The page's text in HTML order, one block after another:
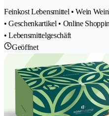
Feinkost Lebensmittel • Wein
• Geschenkartikel • Online
• Lebensmittelgeschäft
Geöffnet